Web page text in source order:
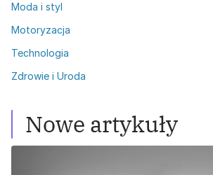
Moda i styl
Motoryzacja
Technologia
Zdrowie i Uroda
Nowe artykuły